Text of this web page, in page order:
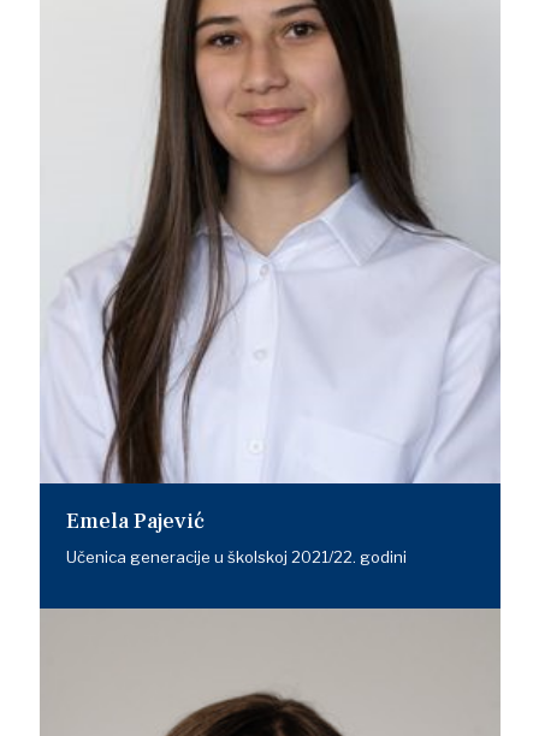
Emela Pajević
Učenica generacije u školskoj 2021/22. godini